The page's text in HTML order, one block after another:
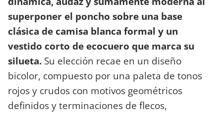
superponer el poncho sobre una base
clásica de camisa blanca formal y un
vestido corto de ecocuero que marca su
silueta. Su elección recae en un diseño
bicolor, compuesto por una paleta de tonos
rojos y crudos con motivos geométricos
definidos y terminaciones de flecos,